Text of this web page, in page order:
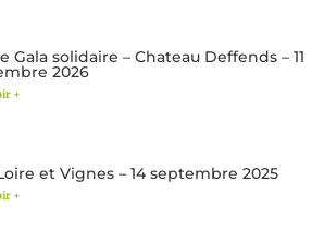
Gala solidaire – Chateau Deffends – 11
2026
+
et Vignes – 14 septembre 2025
+